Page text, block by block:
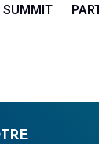
SUMMIT